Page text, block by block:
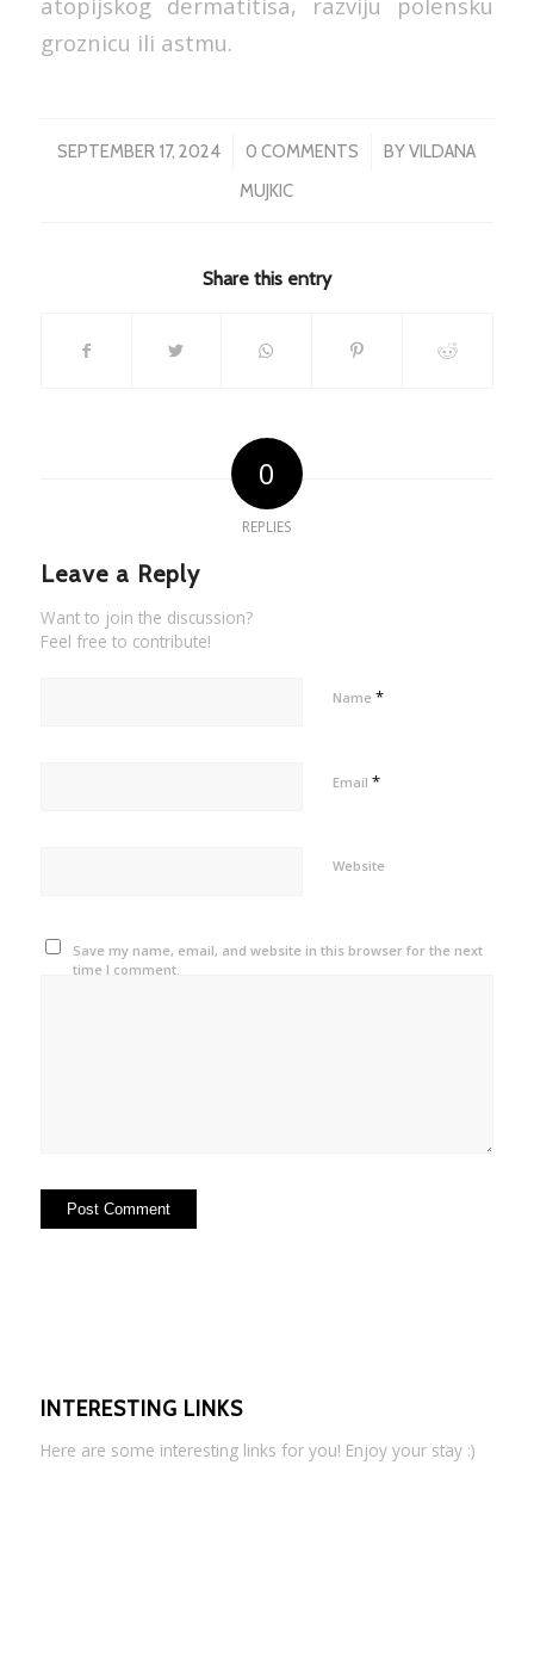
groznicu ili astmu.
SEPTEMBER 17, 2024
/ 0 COMMENTS
/ BYVILDANA
MUJKIC
Share this entry
0
REPLIES
Leave a Reply
Want to join the discussion?
Feel free to contribute!
Name *
Email *
Website
Save my name, email, and website in this browser for the next
time I comment.
INTERESTING LINKS
Here are some interesting links for you! Enjoy your stay :)